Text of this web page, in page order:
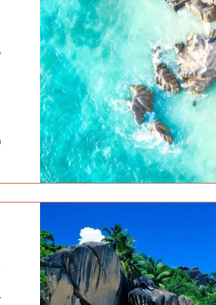
6 ימים
4 ימים